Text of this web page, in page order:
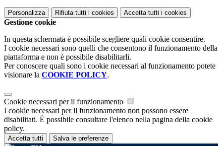
Personalizza Rifiuta tutti i cookies Accetta tutti i cookies
Gestione cookie
In questa schermata è possibile scegliere quali cookie consentire.
I cookie necessari sono quelli che consentono il funzionamento della
piattaforma e non è possibile disabilitarli.
Per conoscere quali sono i cookie necessari al funzionamento potete
visionare la COOKIE POLICY.
Cookie necessari per il funzionamento
I cookie necessari per il funzionamento non possono essere
disabilitati. È possibile consultare l'elenco nella pagina della cookie
policy.
Accetta tutti Salva le preferenze